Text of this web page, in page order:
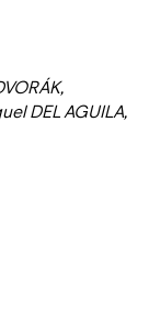
DEL AGUILA,